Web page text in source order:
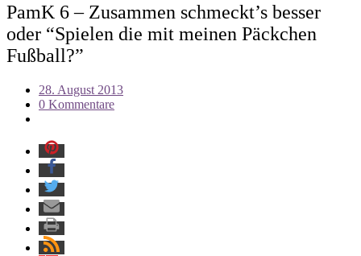
PamK 6 – Zusammen schmeckt’s besser
oder “Spielen die mit meinen Päckchen
Fußball?”
28. August 2013
0 Kommentare